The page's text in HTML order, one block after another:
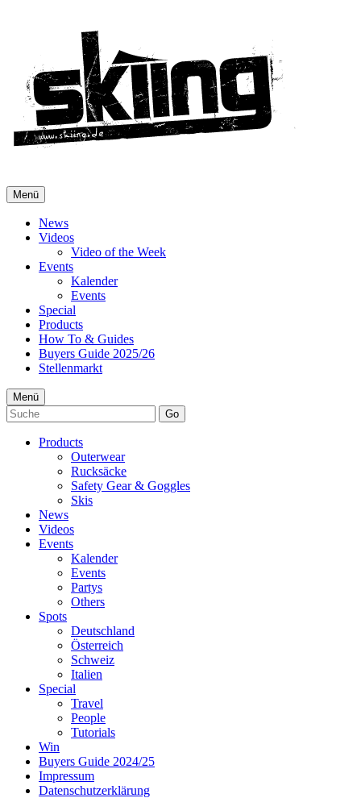
Menü
News
Videos
Video of the Week
Events
Kalender
Events
Special
Products
How To & Guides
Buyers Guide 2025/26
Stellenmarkt
Menü
Go
Products
Outerwear
Rucksäcke
Safety Gear & Goggles
Skis
News
Videos
Events
Kalender
Events
Partys
Others
Spots
Deutschland
Österreich
Schweiz
Italien
Special
Travel
People
Tutorials
Win
Buyers Guide 2024/25
Impressum
Datenschutzerklärung